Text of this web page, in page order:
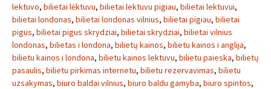
lektuvo, bilietai lėktuvu, bilietai lektuvu pigiau, bilietai lektuvui,
bilietai londonas, bilietai londonas vilnius, bilietai pigiau, bilietai
pigus, bilietai pigus skrydziai, bilietai skrydziai, bilietai vilnius
londonas, bilietas i londona, bilietų kainos, bilietu kainos i anglija,
bilietu kainos i londona, bilietu kainos lektuvu, bilietu paieska, bilietų
pasaulis, bilietu pirkimas internetu, bilietu rezervavimas, bilietu
uzsakymas, biuro baldai vilnius, biuro baldu gamyba, biuro spintos,